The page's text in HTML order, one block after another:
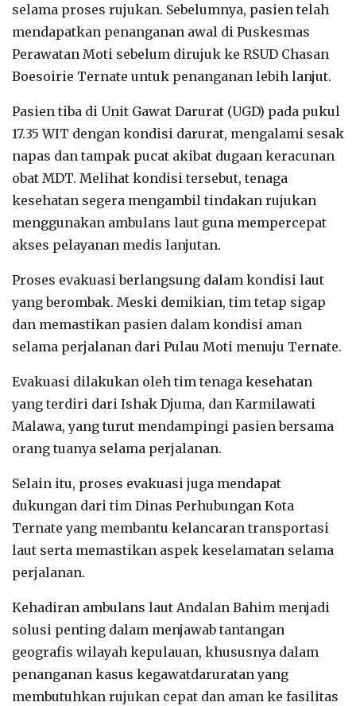
selama proses rujukan. Sebelumnya, pasien telah
mendapatkan penanganan awal di Puskesmas
Perawatan Moti sebelum dirujuk ke RSUD Chasan
Boesoirie Ternate untuk penanganan lebih lanjut.
Pasien tiba di Unit Gawat Darurat (UGD) pada pukul
17.35 WIT dengan kondisi darurat, mengalami sesak
napas dan tampak pucat akibat dugaan keracunan
obat MDT. Melihat kondisi tersebut, tenaga
kesehatan segera mengambil tindakan rujukan
menggunakan ambulans laut guna mempercepat
akses pelayanan medis lanjutan.
Proses evakuasi berlangsung dalam kondisi laut
yang berombak. Meski demikian, tim tetap sigap
dan memastikan pasien dalam kondisi aman
selama perjalanan dari Pulau Moti menuju Ternate.
Evakuasi dilakukan oleh tim tenaga kesehatan
yang terdiri dari Ishak Djuma, dan Karmilawati
Malawa, yang turut mendampingi pasien bersama
orang tuanya selama perjalanan.
Selain itu, proses evakuasi juga mendapat
dukungan dari tim Dinas Perhubungan Kota
Ternate yang membantu kelancaran transportasi
laut serta memastikan aspek keselamatan selama
perjalanan.
Kehadiran ambulans laut Andalan Bahim menjadi
solusi penting dalam menjawab tantangan
geografis wilayah kepulauan, khususnya dalam
penanganan kasus kegawatdaruratan yang
membutuhkan rujukan cepat dan aman ke fasilitas